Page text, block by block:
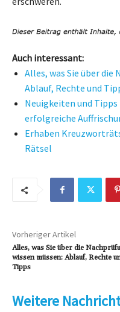
Auch interessant:
Alles, was Sie über die
Ablauf, Rechte und
Neuigkeiten und
erfolgreiche
Erhaben
Rätsel
Vorheriger Artikel
Alles, was Sie über die
wissen müssen: Ablauf, Rechte
Tipps
Weitere